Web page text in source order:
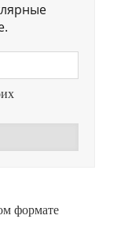
формате